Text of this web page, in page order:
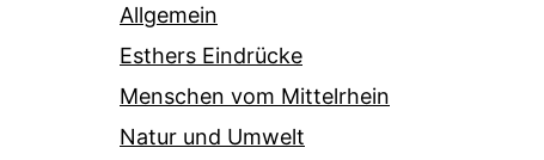
Allgemein
Esthers Eindrücke
Menschen vom Mittelrhein
Natur und Umwelt